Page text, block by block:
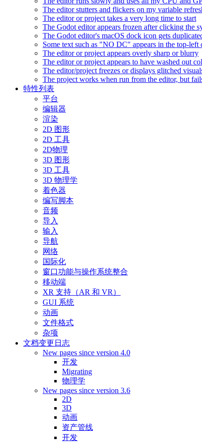
The editor stutters and flickers on my variable
The editor or project takes a very long time to start
The Godot editor appears frozen after clicking the
The Godot editor's macOS dock icon gets
Some text such as "NO DC" appears in the top-
The editor or project appears overly sharp or blurry
The editor or project appears to have washed out
The editor/project freezes or displays glitched
The project works when run from the editor, but
特性列表
平台
编辑器
渲染
2D 图形
2D 工具
2D物理
3D 图形
3D 工具
3D 物理学
着色器
编写脚本
音频
导入
输入
导航
网络
国际化
窗口功能与操作系统整合
移动端
XR 支持（AR 和 VR）
GUI 系统
动画
文件格式
杂项
文档变更日志
New pages since version 4.0
开发
Migrating
物理学
New pages since version 3.6
2D
3D
动画
资产管线
开发